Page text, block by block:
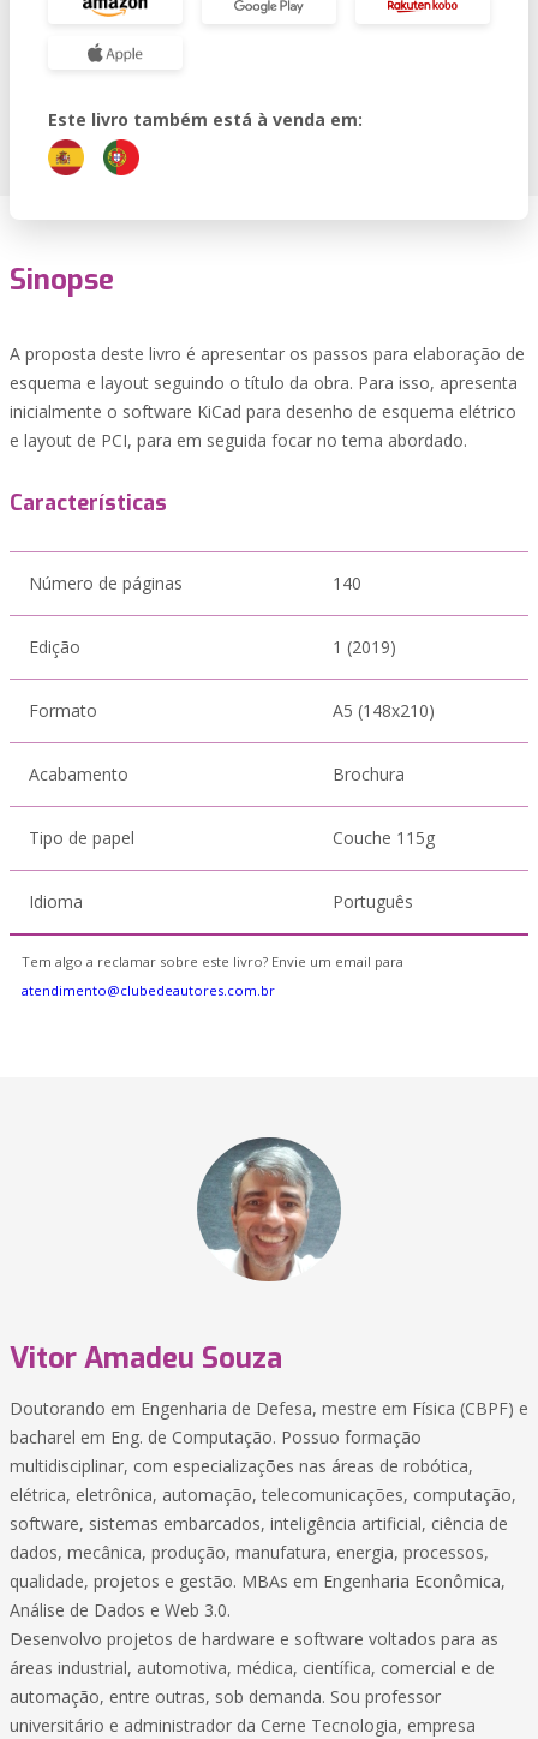
Este livro também está à venda em:
Sinopse
A proposta deste livro é apresentar os passos para elaboração de
esquema e layout seguindo o título da obra. Para isso, apresenta
inicialmente o software KiCad para desenho de esquema elétrico
e layout de PCI, para em seguida focar no tema abordado.
Características
Número de páginas 140
Edição 1 (2019)
Formato A5 (148x210)
Acabamento Brochura
Tipo de papel Couche 115g
Idioma Português
Tem algo a reclamar sobre este livro? Envie um email para
atendimento@clubedeautores.com.br
Vitor Amadeu Souza
Doutorando em Engenharia de Defesa, mestre em Física (CBPF) e
bacharel em Eng. de Computação. Possuo formação
multidisciplinar, com especializações nas áreas de robótica,
elétrica, eletrônica, automação, telecomunicações, computação,
software, sistemas embarcados, inteligência artificial, ciência de
dados, mecânica, produção, manufatura, energia, processos,
qualidade, projetos e gestão. MBAs em Engenharia Econômica,
Análise de Dados e Web 3.0.
Desenvolvo projetos de hardware e software voltados para as
áreas industrial, automotiva, médica, científica, comercial e de
automação, entre outras, sob demanda. Sou professor
universitário e administrador da Cerne Tecnologia, empresa